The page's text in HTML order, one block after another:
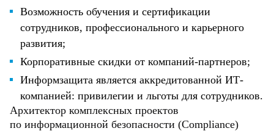
Возможность обучения и сертификации
сотрудников, профессионального и карьерного
развития;
Корпоративные скидки от компаний-партнеров;
Информзащита является аккредитованной ИТ-
компанией: привилегии и льготы для сотрудников.
Архитектор комплексных проектов
по информационной безопасности (Compliance)